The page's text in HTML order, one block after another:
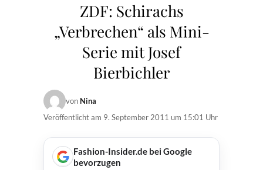
ZDF: Schirachs
„Verbrechen“ als Mini-
Serie mit Josef
Bierbichler
von Nina
Veröffentlicht am 9. September 2011 um 15:01 Uhr
Fashion-Insider.de bei Google
bevorzugen